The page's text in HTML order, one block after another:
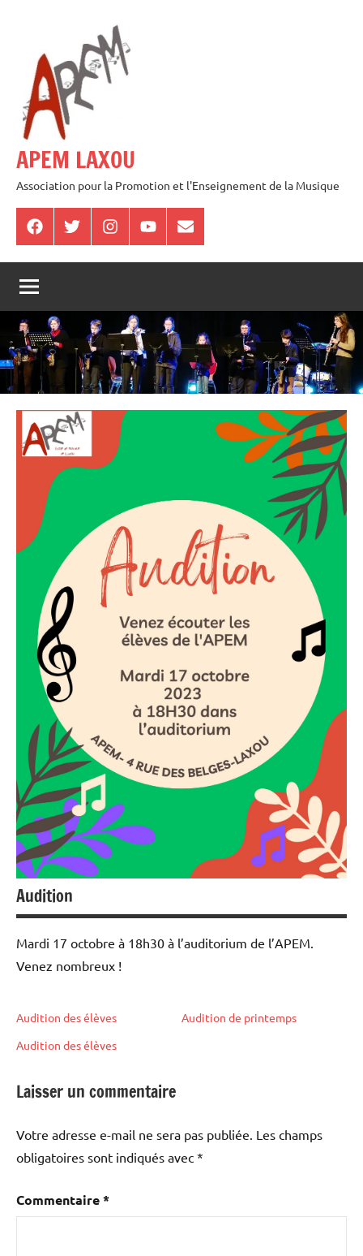
contenu
APEM LAXOU
Association pour la Promotion et l'Enseignement de la Musique
FacebookTwitterInstagramYoutube
E-
mail
Audition
Mardi 17 octobre à 18h30 à l’auditorium de l’APEM.
Venez nombreux !
Audition des élèves
Audition de printemps
Audition des élèves
et
Laisser un commentaire
Votre adresse e-mail ne sera pas publiée. Les champs
obligatoires sont indiqués avec *
Commentaire*